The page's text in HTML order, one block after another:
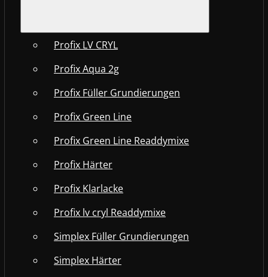
Profix LV CRYL
Profix Aqua 2g
Profix Füller Grundierungen
Profix Green Line
Profix Green Line Readdymixe
Profix Härter
Profix Klarlacke
Profix lv cryl Readdymixe
Simplex Füller Grundierungen
Simplex Härter